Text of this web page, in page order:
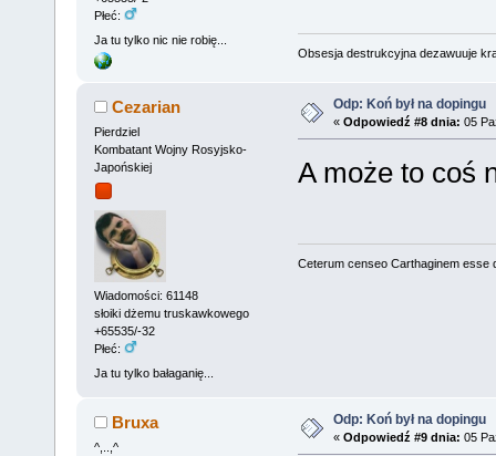
Płeć:
Ja tu tylko nic nie robię...
Obsesja destrukcyjna dezawuuje
Cezarian
Pierdziel
Kombatant Wojny Rosyjsko-
Japońskiej
Wiadomości: 61148
słoiki dżemu truskawkowego
+65535/-32
Płeć:
Ja tu tylko bałaganię...
Odp: Koń był na dopingu
« Odpowiedź #8 dnia: 05
A może to coś
Ceterum censeo Carthaginem esse
Bruxa
^,..,^
Odp: Koń był na dopingu
« Odpowiedź #9 dnia: 05